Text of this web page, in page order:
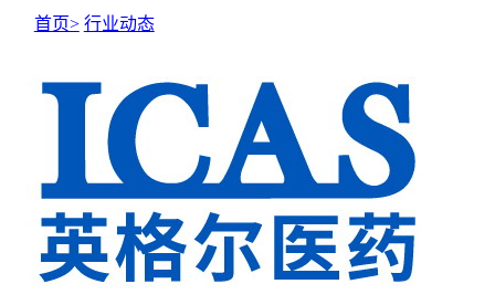
NEWS CENTER
首页> 行业动态